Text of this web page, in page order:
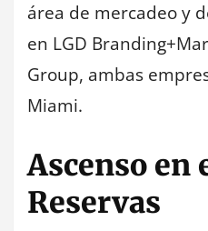
área de mercadeo y
en LGD
Group, ambas
Miami.
Ascenso en
Reservas